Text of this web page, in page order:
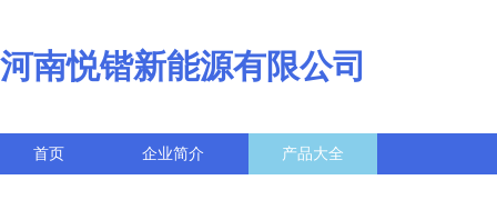
河南悦锴新能源有限公司
首页 企业简介 产品大全